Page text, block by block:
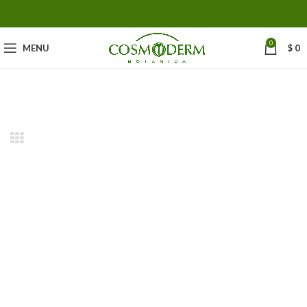
MENU 0 $ 0